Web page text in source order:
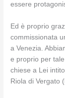
essere
Ed è proprio
commissionata
a Venezia.
e proprio per
chiese a Lei
Riola di Vergato